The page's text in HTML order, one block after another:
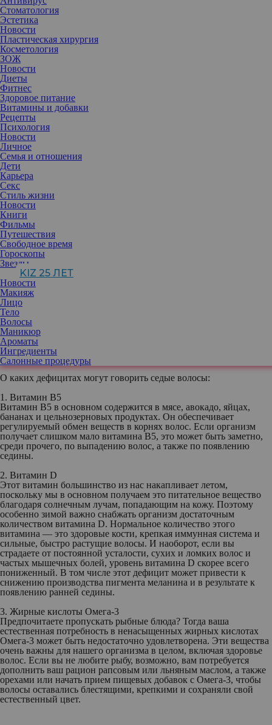
Стоматология
Эстетика
Новости
Пластическая хирургия
Косметология
ЗОЖ
Новости
Диеты
Фитнес
Здоровое питание
Витамины и добавки
Рецепты
Психология
Новости
Личное
Семья и отношения
Дети
Карьера
Секс
Стиль жизни
Новости
Книги
Фильмы
Путешествия
Свободное время
Гороскопы
Звезды
KIZ 25 ЛЕТ
Новости
Макияж
Лицо
Тело
Волосы
Маникюр
Ароматы
Ингредиенты
Салонные процедуры
Седые волосы уже давно перестали считаться признаком
увядания. Известно, что отдельные их пряди могут появиться и
в молодости. А в окрашивании даже появился новый тренд, так
называемое громбре — серебристо-серый цвет, напоминающий
благородную седину. Однако, если седые волосы появились
внезапно и в большом количестве, это может указывать на
дефицит питательных веществ.
Конечно, новый стиль окрашивания доказывает, что седые
волосы могут выглядеть красиво и добавлять изюминку вашему
образу. Но иногда появление седины может быть
предупредительным знаком о неблагополучии в здоровье,
подсказывать нам о том, что за этим стоит нехватка
определенных питательных веществ. Если ваша седина вам
подозрительна, посетите врача и сдайте анализы.
О каких дефицитах могут говорить седые волосы:
1. Витамин B5
Витамин В5 в основном содержится в мясе, авокадо, яйцах,
бананах и цельнозерновых продуктах. Он обеспечивает
регулируемый обмен веществ в корнях волос. Если организм
получает слишком мало витамина B5, это может быть заметно,
среди прочего, по выпадению волос, а также по появлению
седины.
2. Витамин D
Этот витамин большинство из нас накапливает летом,
поскольку мы в основном получаем это питательное вещество
благодаря солнечным лучам, попадающим на кожу. Поэтому
особенно зимой важно снабжать организм достаточным
количеством витамина D. Нормальное количество этого
витамина — это здоровые кости, крепкая иммунная система и
сильные, быстро растущие волосы. И наоборот, если вы
страдаете от постоянной усталости, сухих и ломких волос и
частых мышечных болей, уровень витамина D скорее всего
пониженный. В том числе этот дефицит может привести к
снижению производства пигмента меланина и в результате к
появлению ранней седины.
3. Жирные кислоты Омега-3
Предпочитаете пропускать рыбные блюда? Тогда ваша
естественная потребность в ненасыщенных жирных кислотах
Омега-3 может быть недостаточно удовлетворена. Эти вещества
очень важны для нашего организма в целом, включая здоровье
волос. Если вы не любите рыбу, возможно, вам потребуется
дополнить ваш рацион рапсовым или льняным маслом, а также
орехами или начать прием пищевых добавок с Омега-3, чтобы
волосы оставались блестящими, крепкими и сохраняли свой
естественный цвет.